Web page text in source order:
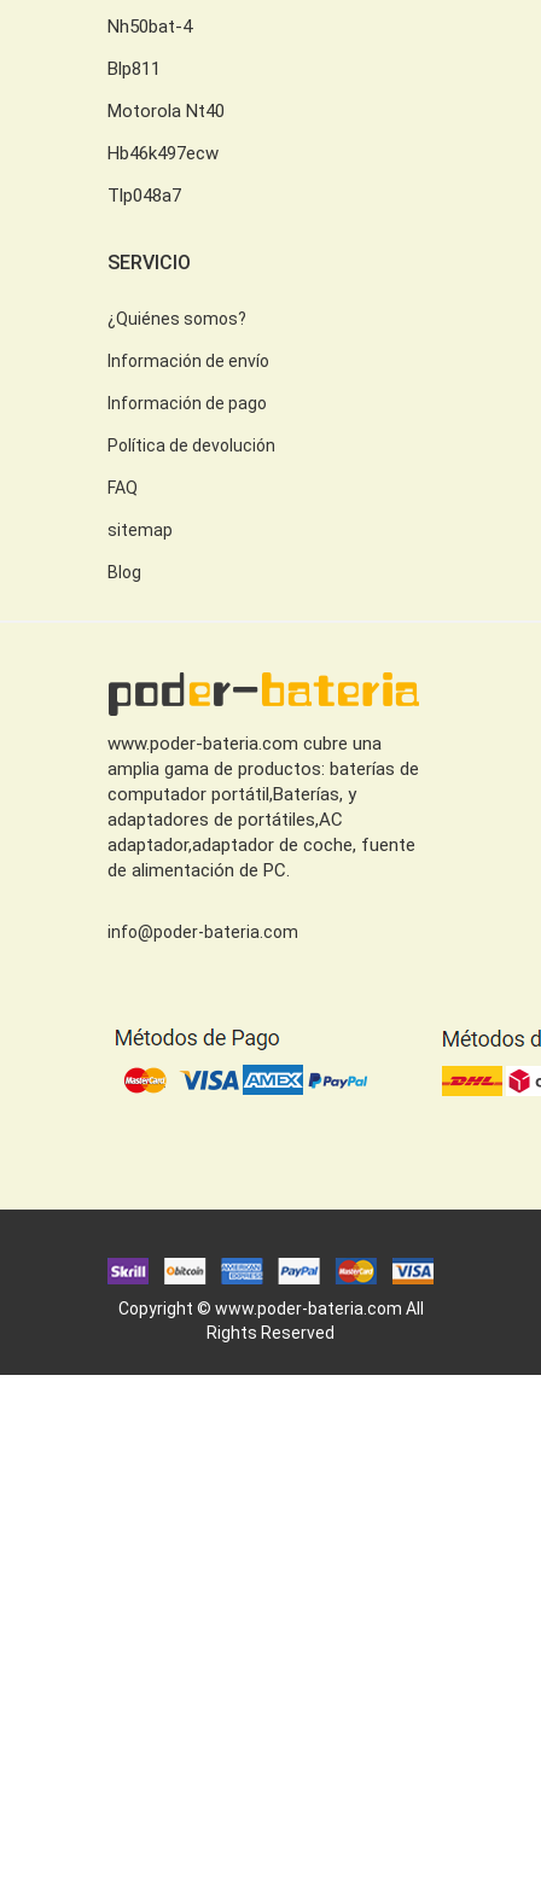
Nh50bat-4
Blp811
Motorola Nt40
Hb46k497ecw
Tlp048a7
SERVICIO
¿Quiénes somos?
Información de envío
Información de pago
Política de devolución
FAQ
sitemap
Blog
www.poder-bateria.com cubre una
amplia gama de productos: baterías de
computador portátil,Baterías, y
adaptadores de portátiles,AC
adaptador,adaptador de coche, fuente
de alimentación de PC.
info@poder-bateria.com
Copyright © www.poder-bateria.com All
Rights Reserved